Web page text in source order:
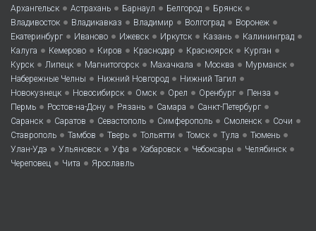
Архангельск • Астрахань • Барнаул • Белгород • Брянск •
Владивосток • Владикавказ • Владимир • Волгоград • Воронеж •
Екатеринбург • Иваново • Ижевск • Иркутск • Казань • Калининград •
Калуга • Кемерово • Киров • Краснодар • Красноярск • Курган •
Курск • Липецк • Магнитогорск • Махачкала • Москва • Мурманск •
Набережные Челны • Нижний Новгород • Нижний Тагил •
Новокузнецк • Новосибирск • Омск • Орел • Оренбург • Пенза •
Пермь • Ростов-на-Дону • Рязань • Самара • Санкт-Петербург •
Саранск • Саратов • Севастополь • Симферополь • Смоленск • Сочи •
Ставрополь • Тамбов • Тверь • Тольятти • Томск • Тула • Тюмень •
Улан-Удэ • Ульяновск • Уфа • Хабаровск • Чебоксары • Челябинск •
Череповец • Чита • Ярославль